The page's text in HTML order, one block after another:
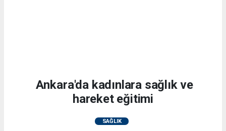
Ankara'da kadınlara sağlık ve
hareket eğitimi
SAĞLIK